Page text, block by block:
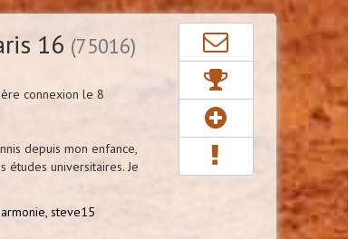
16 (75016)
connexion le 8
depuis mon enfance,
universitaires. Je
steve15